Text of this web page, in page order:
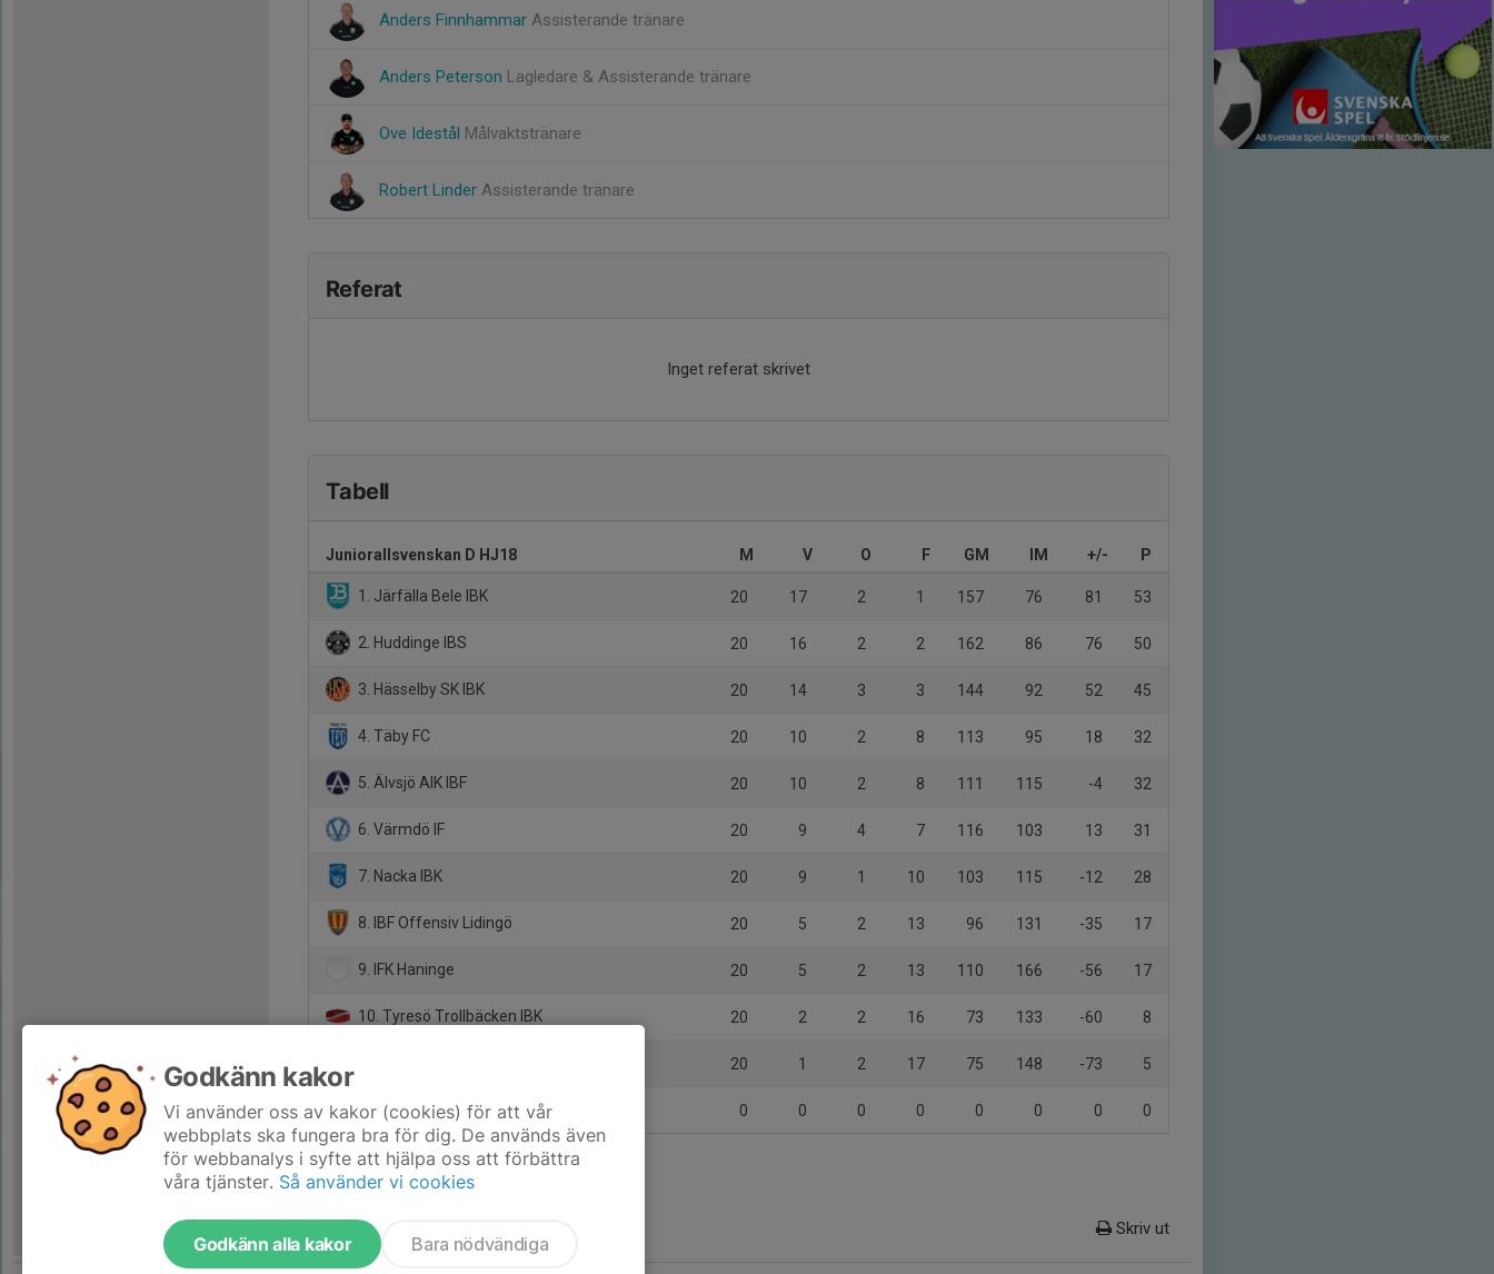
Anders Finnhammar Assisterande tränare
Anders Peterson Lagledare & Assisterande tränare
Ove Idestål Målvaktstränare
Robert Linder Assisterande tränare
Referat
Inget referat skrivet
Tabell
Juniorallsvenskan D HJ18 M V O F GM IM +/- P
1. Järfälla Bele IBK 20 17 2 1 157 76 81 53
2. Huddinge IBS 20 16 2 2 162 86 76 50
3. Hässelby SK IBK 20 14 3 3 144 92 52 45
4. Täby FC 20 10 2 8 113 95 18 32
5. Älvsjö AIK IBF 20 10 2 8 111 115 -4 32
6. Värmdö IF 20 9 4 7 116 103 13 31
7. Nacka IBK 20 9 1 10 103 115 -12 28
8. IBF Offensiv Lidingö 20 5 2 13 96 131 -35 17
9. IFK Haninge 20 5 2 13 110 166 -56 17
10. Tyresö Trollbäcken IBK 20 2 2 16 73 133 -60 8
20 1 2 17 75 148 -73 5
12. Djurgårdens IF IBS 0 0 0 0 0 0 0 0
Skriv ut
Godkänn kakor
Vi använder oss av kakor (cookies) för att vår
webbplats ska fungera bra för dig. De används även
för webbanalys i syfte att hjälpa oss att förbättra
våra tjänster. Så använder vi cookies
Godkänn alla kakor Bara nödvändiga